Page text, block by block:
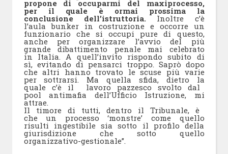
propone di occuparmi del maxiprocesso,
per il quale è ormai prossima la
conclusione dell’istruttoria.Inoltre c’è
l’aula bunker in costruzione e occorre un
funzionario che si occupi pure di questo,
anche per organizzare l’avvio del più
grande dibattimento penale mai celebrato
in Italia. A quell’invito rispondo subito di
sì, evitando di pensarci troppo. Saprò dopo
che altri hanno trovato le scuse più varie
per sottrarsi. Ma quella sfida, dietro la
quale c’è il lavoro pazzesco svolto dal
pool antimafia dell’Ufficio Istruzione, mi
attrae.
Il timore di tutti, dentro il Tribunale, è
che un processo ‘monstre’ come quello
risulti ingestibile sia sotto il profilo della
giurisdizione che sotto quello
organizzativo-gestionale”.